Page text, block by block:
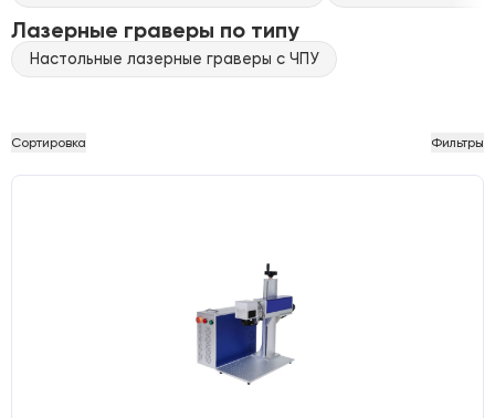
Лазерные граверы по типу
Настольные лазерные граверы с ЧПУ
Сортировка Фильтры